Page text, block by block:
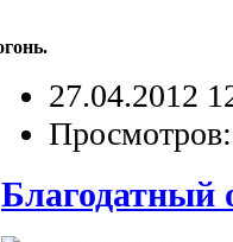
27.04.2012
Благодатный